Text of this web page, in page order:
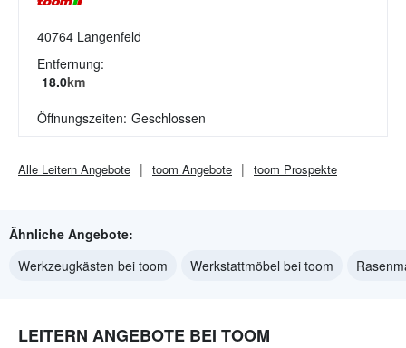
40764 Langenfeld
Entfernung:
18.0km
Öffnungszeiten: Geschlossen
Alle Leitern Angebote toom Angebote toom Prospekte
Ähnliche Angebote:
Werkzeugkästen bei toom
Werkstattmöbel bei toom
LEITERN ANGEBOTE BEI TOOM